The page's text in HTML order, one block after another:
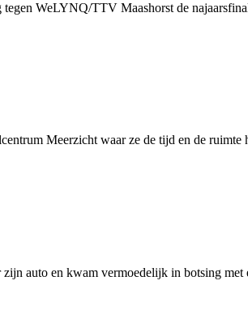
WeLYNQ/TTV Maashorst de
Meerzicht waar ze de tijd en de ruimte
auto en kwam vermoedelijk in botsing met